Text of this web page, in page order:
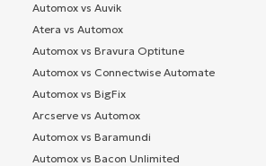
Automox vs Auvik
Atera vs Automox
Automox vs Bravura Optitune
Automox vs Connectwise Automate
Automox vs BigFix
Arcserve vs Automox
Automox vs Baramundi
Automox vs Bacon Unlimited